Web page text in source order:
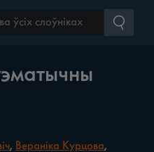
, Вераніка Курцова,